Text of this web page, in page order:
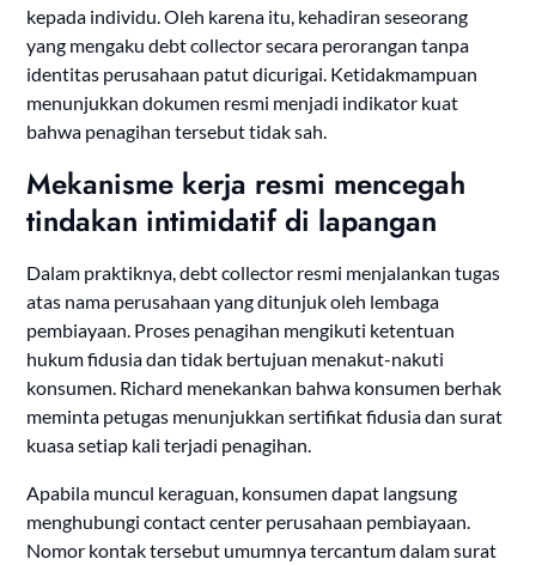
kepada individu. Oleh karena itu, kehadiran seseorang
yang mengaku debt collector secara perorangan tanpa
identitas perusahaan patut dicurigai. Ketidakmampuan
menunjukkan dokumen resmi menjadi indikator kuat
bahwa penagihan tersebut tidak sah.
Mekanisme kerja resmi mencegah
tindakan intimidatif di lapangan
Dalam praktiknya, debt collector resmi menjalankan tugas
atas nama perusahaan yang ditunjuk oleh lembaga
pembiayaan. Proses penagihan mengikuti ketentuan
hukum fidusia dan tidak bertujuan menakut-nakuti
konsumen. Richard menekankan bahwa konsumen berhak
meminta petugas menunjukkan sertifikat fidusia dan surat
kuasa setiap kali terjadi penagihan.
Apabila muncul keraguan, konsumen dapat langsung
menghubungi contact center perusahaan pembiayaan.
Nomor kontak tersebut umumnya tercantum dalam surat